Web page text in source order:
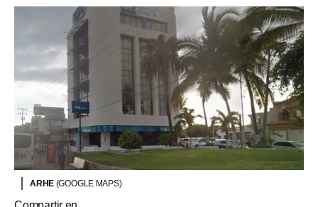
ARHE (GOOGLE MAPS)